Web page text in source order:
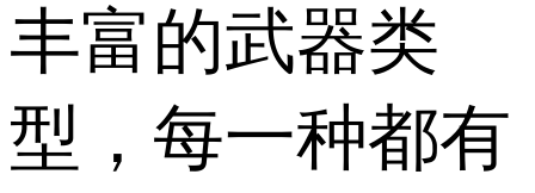
丰富的武器类
型，每一种都有